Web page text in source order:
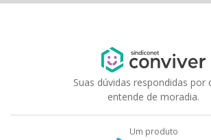
Suas dúvidas respondidas por
entende de moradia.
Um produto